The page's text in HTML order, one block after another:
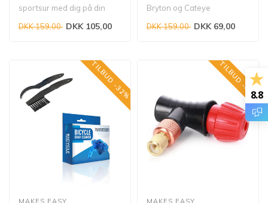
sportsur med dig på din
cykel.
DKK 159,00 DKK 105,00
Bryton og Cateye
cykelcomputerholder...
DKK 159,00 DKK 69,00
TILBUD -32%
MAKES EASY
TILBUD -42%
MAKES EASY
8.8